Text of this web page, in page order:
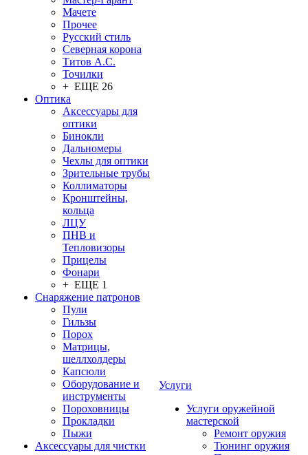
Мачете
Прочее
Русский стиль
Северная корона
Титов А.С.
Точилки
+ ЕЩЕ 26
Оптика
Аксессуары для
оптики
Бинокли
Дальномеры
Чехлы для оптики
Зрительные трубы
Коллиматоры
Кронштейны,
кольца
ЛЦУ
ПНВ и
Тепловизоры
Прицелы
Фонари
+ ЕЩЕ 1
Снаряжение патронов
Пули
Гильзы
Порох
Матрицы,
шеллхолдеры
Капсюли
Оборудование и
инструменты
Пороховницы
Прокладки
Пыжи
Аксессуары для чистки
Услуги
Услуги оружейной
мастерской
Ремонт оружия
Тюнинг оружия